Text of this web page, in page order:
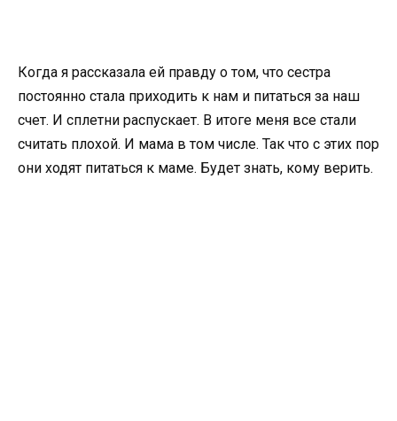
Когда я рассказала ей правду о том, что сестра
постоянно стала приходить к нам и питаться за наш
счет. И сплетни распускает. В итоге меня все стали
считать плохой. И мама в том числе. Так что с этих пор
они ходят питаться к маме. Будет знать, кому верить.